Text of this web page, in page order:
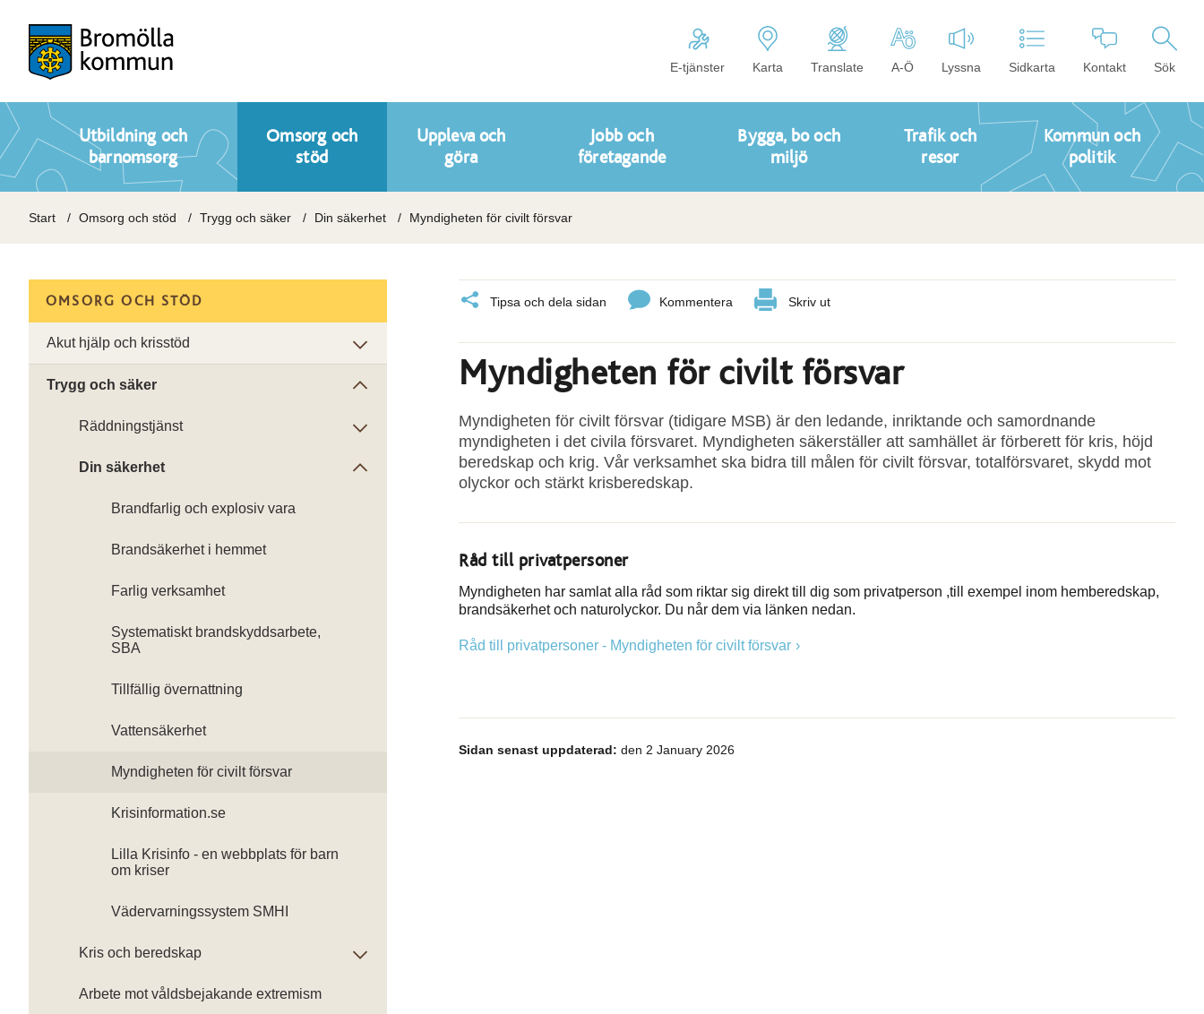
E-tjänster Karta Translate A-Ö Lyssna Sidkarta Kontakt Sök
Utbildning och
barnomsorg
Omsorg och
stöd
Uppleva och
göra
Jobb och
företagande
Bygga, bo och
miljö
Trafik och
resor
Kommun och
politik
Start Omsorg och stöd Trygg och säker Din säkerhet Myndigheten för civilt försvar
Tipsa och dela sidan Kommentera Skriv ut
Myndigheten för civilt försvar
Myndigheten för civilt försvar (tidigare MSB) är den ledande, inriktande och samordnande
myndigheten i det civila försvaret. Myndigheten säkerställer att samhället är förberett för kris, höjd
beredskap och krig. Vår verksamhet ska bidra till målen för civilt försvar, totalförsvaret, skydd mot
olyckor och stärkt krisberedskap.
Råd till privatpersoner
Myndigheten har samlat alla råd som riktar sig direkt till dig som privatperson ,till exempel inom hemberedskap,
brandsäkerhet och naturolyckor. Du når dem via länken nedan.
Råd till privatpersoner - Myndigheten för civilt försvar
Sidan senast uppdaterad: den 2 January 2026
OMSORG OCH STÖD
Akut hjälp och krisstöd
Trygg och säker
Räddningstjänst
Din säkerhet
Brandfarlig och explosiv vara
Brandsäkerhet i hemmet
Farlig verksamhet
Systematiskt brandskyddsarbete,
SBA
Tillfällig övernattning
Vattensäkerhet
Myndigheten för civilt försvar
Krisinformation.se
Lilla Krisinfo - en webbplats för barn
om kriser
Vädervarningssystem SMHI
Kris och beredskap
Arbete mot våldsbejakande extremism